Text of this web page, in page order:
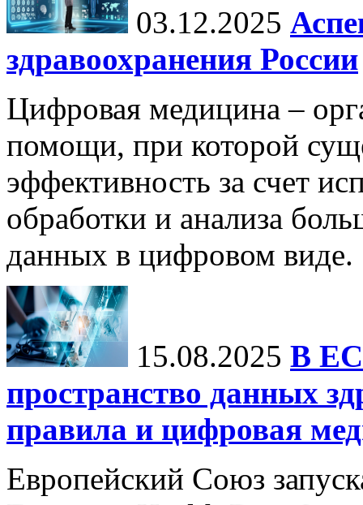
03.12.2025
здравоохранения России
Цифровая медицина –
помощи, при которой
эффективность за счет
обработки и анализа
данных в цифровом виде.
15.08.2025 В ЕС
пространство данных
правила и цифровая
Европейский Союз